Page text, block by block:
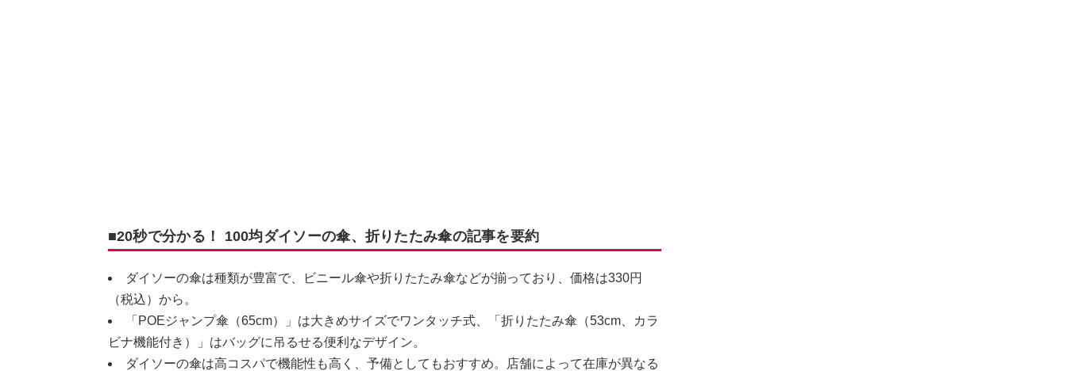
■20秒で分かる！ 100均ダイソーの傘、折りたたみ傘の記事を要約
ダイソーの傘は種類が豊富で、ビニール傘や折りたたみ傘などが揃っており、価格は330円
（税込）から。
「POEジャンプ傘（65cm）」は大きめサイズでワンタッチ式、「折りたたみ傘（53cm、カラ
ビナ機能付き）」はバッグに吊るせる便利なデザイン。
ダイソーの傘は高コスパで機能性も高く、予備としてもおすすめ。店舗によって在庫が異なる